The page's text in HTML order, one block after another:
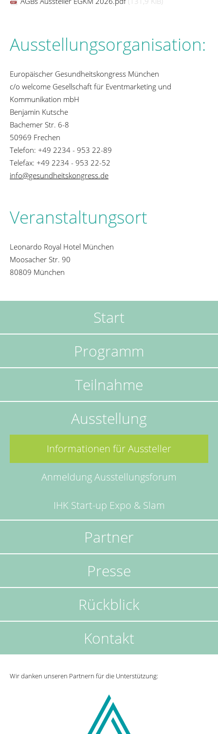
Ausstellungsorganisation:
Europäischer Gesundheitskongress München
c/o welcome Gesellschaft für Eventmarketing und
Kommunikation mbH
Benjamin Kutsche
Bachemer Str. 6-8
50969 Frechen
Telefon: +49 2234 - 953 22-89
Telefax: +49 2234 - 953 22-52
info@gesundheitskongress.de
Veranstaltungsort
Leonardo Royal Hotel München
Moosacher Str. 90
80809 München
überspringen
Start
Programm
Teilnahme
Ausstellung
Informationen für Aussteller
Anmeldung Ausstellungsforum
IHK Start-up Expo & Slam
Partner
Presse
Rückblick
Kontakt
Wir danken unseren Partnern für die Unterstützung: